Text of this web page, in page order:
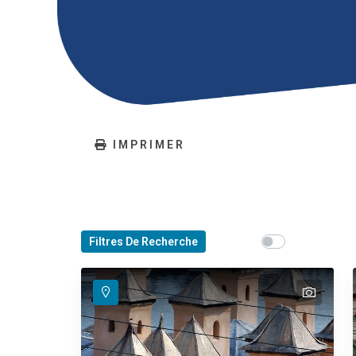
IMPRIMER
Filtres De Recherche Show map on
text
text